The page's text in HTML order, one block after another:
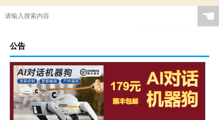
财神爷过年怎么烧香
女排自由人是几号 ☚
公告